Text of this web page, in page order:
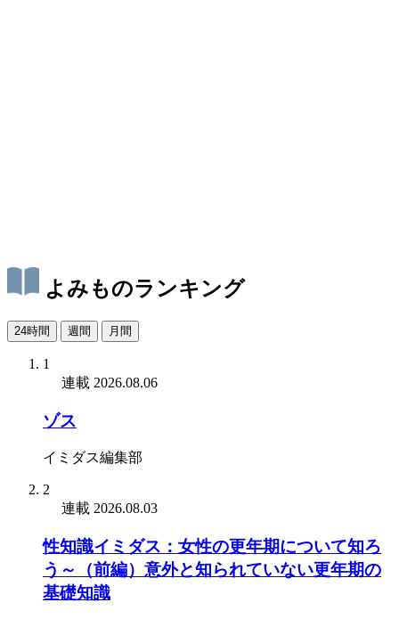
よみものランキング
24時間 週間 月間
1
連載 2026.08.06
ゾス
イミダス編集部
2
連載 2026.08.03
性知識イミダス：女性の更年期について知ろ
う～（前編）意外と知られていない更年期の
基礎知識